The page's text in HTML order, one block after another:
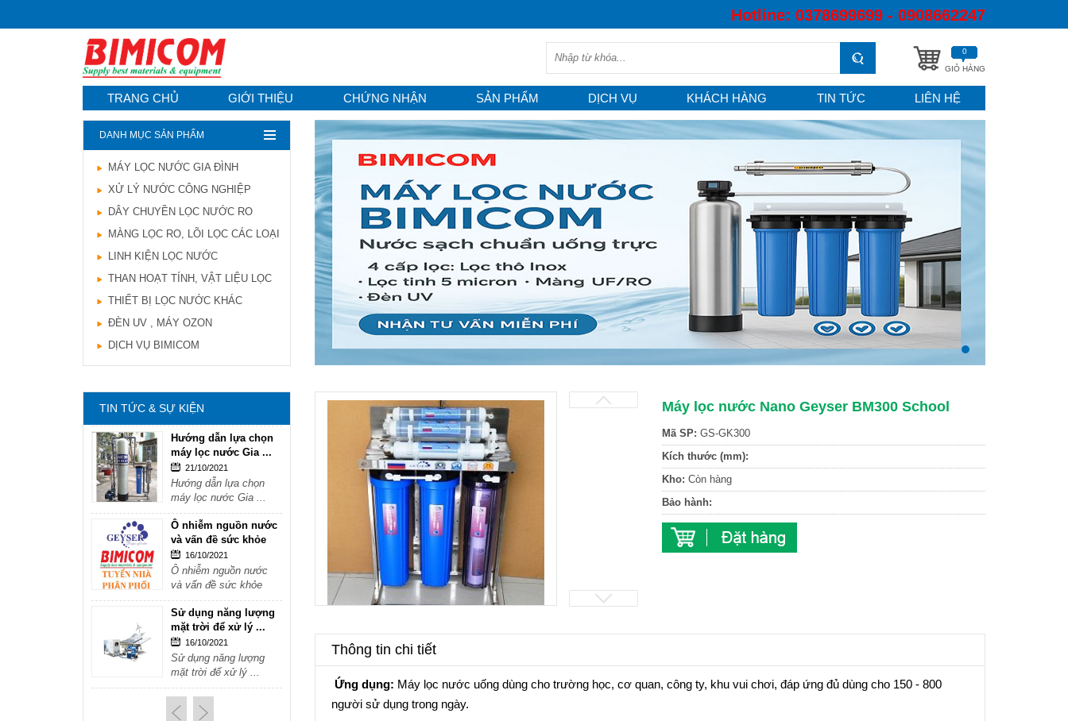
Hotline: 0378699699 - 0908662247
GIỎ HÀNG
0
TRANG CHỦ GIỚI THIỆU CHỨNG NHẬN SẢN PHẨM DỊCH VỤ KHÁCH HÀNG TIN TỨC LIÊN HỆ
DANH MỤC SẢN PHẨM
MÁY LỌC NƯỚC GIA ĐÌNH
XỬ LÝ NƯỚC CÔNG NGHIỆP
DÂY CHUYỀN LỌC NƯỚC RO
MÀNG LỌC RO, LÕI LỌC CÁC LOẠI
LINH KIỆN LỌC NƯỚC
THAN HOẠT TÍNH, VẬT LIỆU LỌC
THIẾT BỊ LỌC NƯỚC KHÁC
ĐÈN UV , MÁY OZON
DỊCH VỤ BIMICOM
TIN TỨC & SỰ KIỆN
máy lọc nước Gia ...
21/10/2021
máy lọc nước Gia ...
Ô nhiễm nguồn nước
và vấn đề sức khỏe
16/10/2021
và vấn đề sức khỏe
Sử dụng năng lượng
mặt trời để xử lý ...
Sử dụng năng lượng
mặt trời để xử lý ...
Hướng dẫn lựa chọn
máy lọc nước Gia ...
21/10/2021
Hướng dẫn lựa chọn
máy lọc nước Gia ...
Ô nhiễm nguồn nước
và vấn đề sức khỏe
16/10/2021
Ô nhiễm nguồn nước
và vấn đề sức khỏe
Sử dụng năng lượng
mặt trời để xử lý ...
16/10/2021
Sử dụng năng lượng
mặt trời để xử lý ...
Hướng dẫn lựa chọn
máy lọc nước Gia ...
Máy lọc nước Nano Geyser BM300 School
Mã SP: GS-GK300
Kích thước (mm):
Kho: Còn hàng
Bảo hành:
Thông tin chi tiết
Ứng dụng: Máy lọc nước uống dùng cho trường học, cơ quan, công ty, khu vui chơi, đáp ứng đủ dùng cho 150 - 800
người sử dụng trong ngày.